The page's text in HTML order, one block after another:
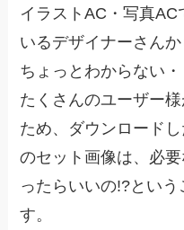
イラストAC・写真
いるデザイナーさん
ちょっとわからない
たくさんのユーザー
ため、ダウンロード
のセット画像は、必
ったらいいの!?とい
す。